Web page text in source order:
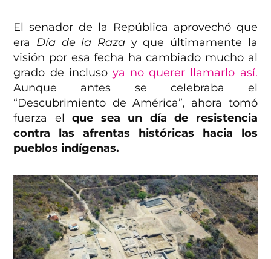
El senador de la República aprovechó que
era Día de la Raza y que últimamente la
visión por esa fecha ha cambiado mucho al
grado de incluso ya no querer llamarlo así.
Aunque antes se celebraba el
“Descubrimiento de América”, ahora tomó
fuerza elque sea un día de resistencia
contra las afrentas históricas hacia los
pueblos indígenas.